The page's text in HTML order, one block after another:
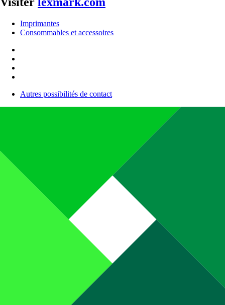
Imprimantes
Consommables et accessoires
Autres possibilités de contact